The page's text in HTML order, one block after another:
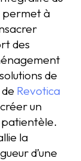
permet à
des
de
Revotica
un
la
d’une